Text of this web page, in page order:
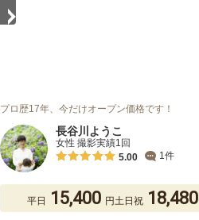
プロ歴17年、今だけオープン価格です！
長谷川ようこ
女性 撮影実績1回
5.00
1件
平日 15,400 円土日祝 18,480